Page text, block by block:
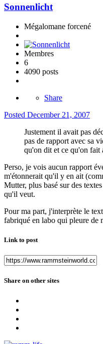
Sonnenlicht
Mégalomane forcené
Membres
6
4090 posts
Share
Posted December 21, 2007
Justement il avait pas
pas de rapport avec sa
qu'on dit et ce qu'on fait
Perso, je vois aucun rapport
m'étonnerait qu'il y en ait
Mutter, plus basé sur des
qu'il veut.
Pour ma part, j'interprète le
fabriqué en labo qui pleure de
Link to post
Share on other sites